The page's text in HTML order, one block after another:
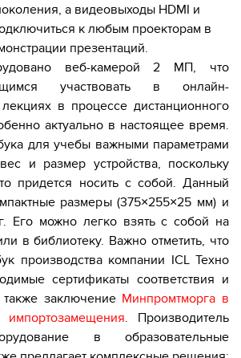
а видеовыходы HDMI и
к любым проекторам в
презентаций.
веб-камерой 2 МП, что
участвовать в онлайн-
в процессе дистанционного
актуально в настоящее время.
для учебы важными параметрами
и размер устройства, поскольку
придется носить с собой. Данный
размеры (375×255×25 мм) и
Его можно легко взять с собой на
в библиотеку. Важно отметить, что
производства компании ICL Техно
сертификаты соответствия и
также заключение Минпромтморга в
импортозамещения. Производитель
в образовательные